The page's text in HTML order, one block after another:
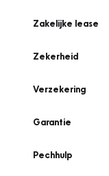
Zakelijke lease
Zekerheid
Verzekering
Garantie
Pechhulp